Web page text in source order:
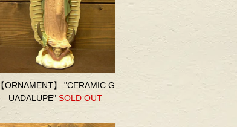
【ORNAMENT】 "CERAMIC G
UADALUPE" SOLD OUT